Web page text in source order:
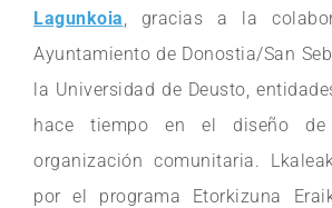
Lagunkoia , gracias a la
Ayuntamiento de Donostia/San
la Universidad de Deusto,
hace tiempo en el diseño
organización comunitaria.
por el programa Etorkizuna